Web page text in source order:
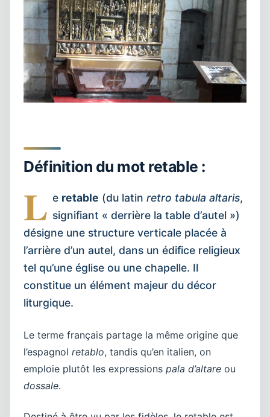
Définition du mot retable :
L e retable (du latinretro tabula altaris,
signifiant « derrière la table d’autel »)
désigne une structure verticale placée à
l’arrière d’un autel, dans un édifice religieux
tel qu’une église ou une chapelle. Il
constitue un élément majeur du décor
liturgique.
Le terme français partage la même origine que
l’espagnol retablo, tandis qu’en italien, on
emploie plutôt les expressions pala d’altare ou
dossale.